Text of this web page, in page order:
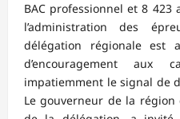
BAC professionnel et 8 423
l’administration des
délégation régionale est
d’encouragement aux
impatiemment le signal de
Le gouverneur de la